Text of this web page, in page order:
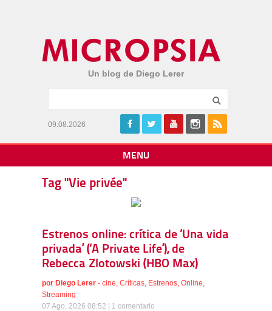
Un blog de Diego Lerer
09.08.2026
MENU
Tag "Vie privée"
Estrenos online: crítica de ‘Una vida
privada’ (‘A Private Life’), de
Rebecca Zlotowski (HBO Max)
por Diego Lerer - cine, Críticas, Estrenos, Online,
Streaming
07 Ago, 2026 08:52 | 1 comentario